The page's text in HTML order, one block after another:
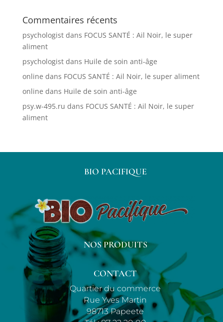
Commentaires récents
psychologistdans FOCUS SANTÉ : Ail Noir, le super
aliment
psychologistdans Huile de soin anti-âge
online dans FOCUS SANTÉ : Ail Noir, le super aliment
online dans Huile de soin anti-âge
psy.w-495.ru dans FOCUS SANTÉ : Ail Noir, le super
aliment
BIO PACIFIQUE
NOS PRODUITS
CONTACT
Quartier du commerce
Rue Yves Martin
98713 Papeete